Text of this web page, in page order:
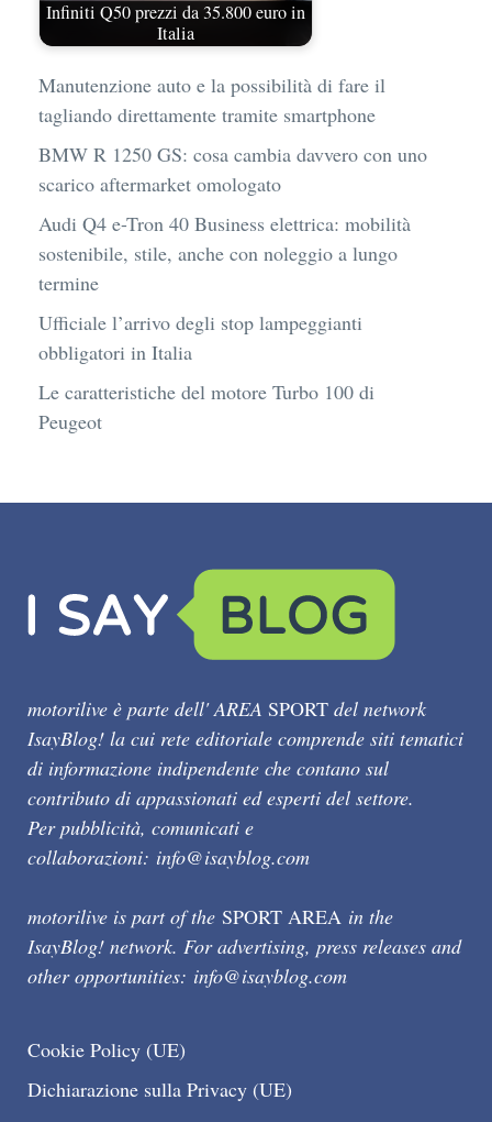
Infiniti Q50 prezzi da 35.800 euro in
Italia
Manutenzione auto e la possibilità di fare il
tagliando direttamente tramite smartphone
BMW R 1250 GS: cosa cambia davvero con uno
scarico aftermarket omologato
Audi Q4 e-Tron 40 Business elettrica: mobilità
sostenibile, stile, anche con noleggio a lungo
termine
Ufficiale l’arrivo degli stop lampeggianti
obbligatori in Italia
Le caratteristiche del motore Turbo 100 di
Peugeot
motorilive è parte dell' AREA SPORT del network
IsayBlog! la cui rete editoriale comprende siti tematici
di informazione indipendente che contano sul
contributo di appassionati ed esperti del settore.
Per pubblicità, comunicati e
collaborazioni: info@isayblog.com
motorilive is part of the SPORT AREA in the
IsayBlog! network. For advertising, press releases and
other opportunities: info@isayblog.com
Cookie Policy (UE)
Dichiarazione sulla Privacy (UE)